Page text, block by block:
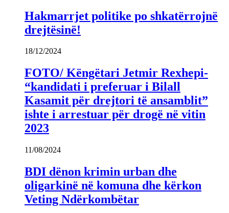
Hakmarrjet politike po shkatërrojnë
drejtësinë!
18/12/2024
FOTO/ Këngëtari Jetmir Rexhepi-
“kandidati i preferuar i Bilall
Kasamit për drejtori të ansamblit”
ishte i arrestuar për drogë në vitin
2023
11/08/2024
BDI dënon krimin urban dhe
oligarkinë në komuna dhe kërkon
Veting Ndërkombëtar